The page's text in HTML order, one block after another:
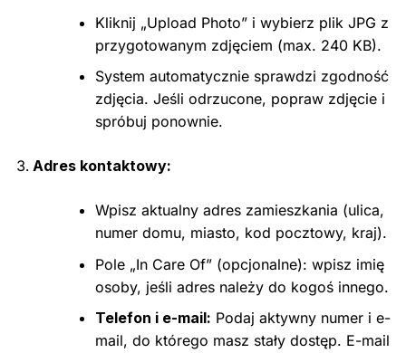
Kliknij „Upload Photo” i wybierz plik JPG z
przygotowanym zdjęciem (max. 240 KB).
System automatycznie sprawdzi zgodność
zdjęcia. Jeśli odrzucone, popraw zdjęcie i
spróbuj ponownie.
Adres kontaktowy:
Wpisz aktualny adres zamieszkania (ulica,
numer domu, miasto, kod pocztowy, kraj).
Pole „In Care Of” (opcjonalne): wpisz imię
osoby, jeśli adres należy do kogoś innego.
Telefon i e-mail: Podaj aktywny numer i e-
mail, do którego masz stały dostęp. E-mail